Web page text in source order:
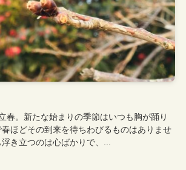
。新たな始まりの季節はいつも胸が踊り
ほどその到来を待ちわびるものはありませ
き立つのは心ばかりで、...